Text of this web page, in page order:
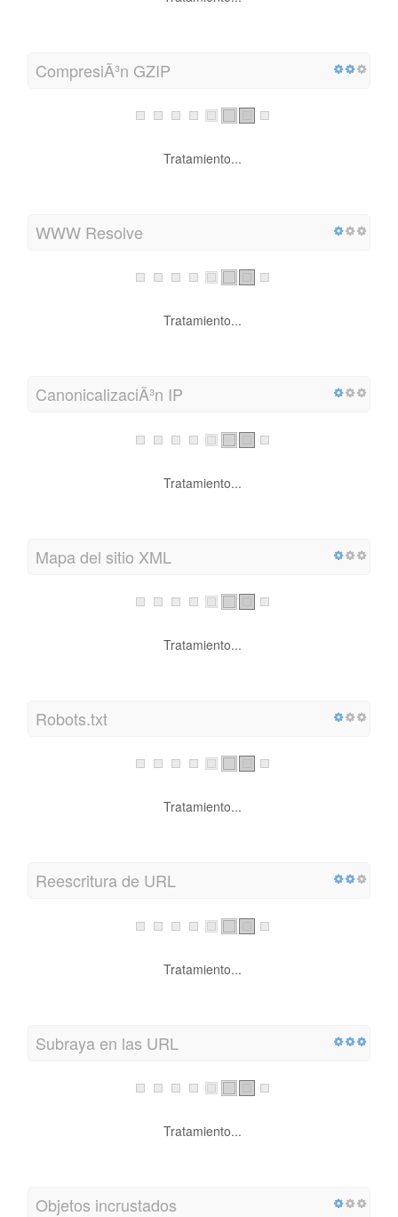
CompresiÃ³n GZIP
Tratamiento...
WWW Resolve
Tratamiento...
CanonicalizaciÃ³n IP
Tratamiento...
Mapa del sitio XML
Tratamiento...
Robots.txt
Tratamiento...
Reescritura de URL
Tratamiento...
Subraya en las URL
Tratamiento...
Objetos incrustados